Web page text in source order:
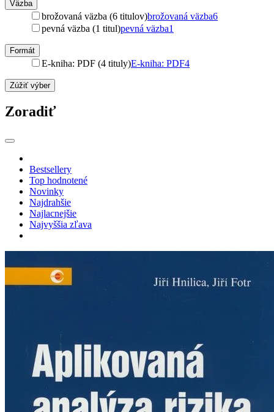
Väzba
brožovaná väzba (6 titulov)brožovaná väzba6
pevná väzba (1 titul)pevná väzba1
Formát
E-kniha: PDF (4 tituly)E-kniha: PDF4
Zúžiť výber
Zoradiť
Bestsellery
Top hodnotené
Novinky
Najdrahšie
Najlacnejšie
Najvyššia zľava